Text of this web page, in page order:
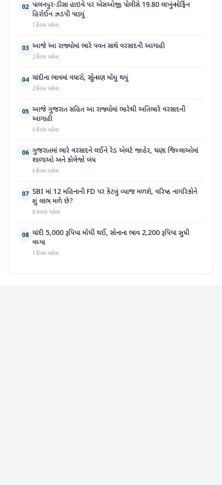
02 પાલનપુર-ડીસા હાઇવે પર એસઓજી પોલીસે 19.80 લાખનું મોર્ફિન
હિરોઈન ઝડપી પાડ્યું
1 દિવસ પહેલા
03 આજે આ રાજ્યોમાં ભારે પવન સાથે વરસાદની આગાહી
2 દિવસ પહેલા
04 ચાંદીના ભાવમાં વધારો, સોનું પણ મોંઘુ થયું
2 દિવસ પહેલા
05 આજે ગુજરાત સહિત આ રાજ્યોમાં ભારેથી અતિભારે વરસાદની
આગાહી
6 દિવસ પહેલા
06 ગુજરાતમાં ભારે વરસાદને લઈને રેડ એલર્ટ જાહેર, ઘણા જિલ્લાઓમાં
શાળાઓ અને કોલેજો બંધ
6 દિવસ પહેલા
07 SBI માં 12 મહિનાની FD પર કેટલું વ્યાજ મળશે, વરિષ્ઠ નાગરિકોને
શું લાભ મળે છે?
8 કલાક પહેલા
08 ચાંદી 5,000 રૂપિયા મોંઘી થઈ, સોનાના ભાવ 2,200 રૂપિયા સુધી
વધ્યા
1 દિવસ પહેલા